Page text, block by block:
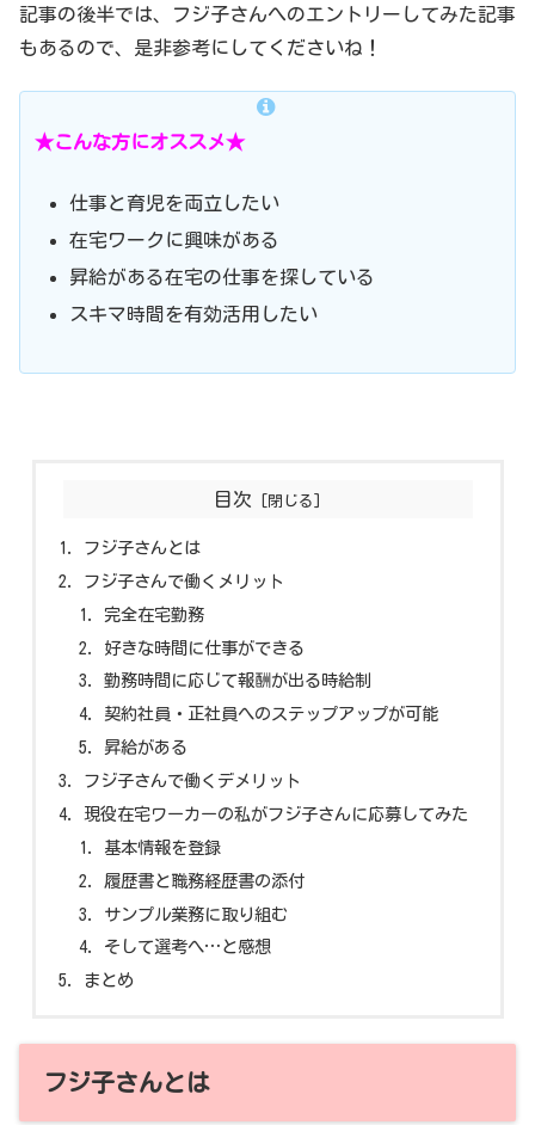
記事の後半では、フジ子さんへのエントリーしてみた記事
もあるので、是非参考にしてくださいね！
★こんな方にオススメ★
仕事と育児を両立したい
在宅ワークに興味がある
昇給がある在宅の仕事を探している
スキマ時間を有効活用したい
目次
フジ子さんとは
フジ子さんで働くメリット
完全在宅勤務
好きな時間に仕事ができる
勤務時間に応じて報酬が出る時給制
契約社員・正社員へのステップアップが可能
昇給がある
フジ子さんで働くデメリット
現役在宅ワーカーの私がフジ子さんに応募してみた
基本情報を登録
履歴書と職務経歴書の添付
サンプル業務に取り組む
そして選考へ…と感想
まとめ
フジ子さんとは